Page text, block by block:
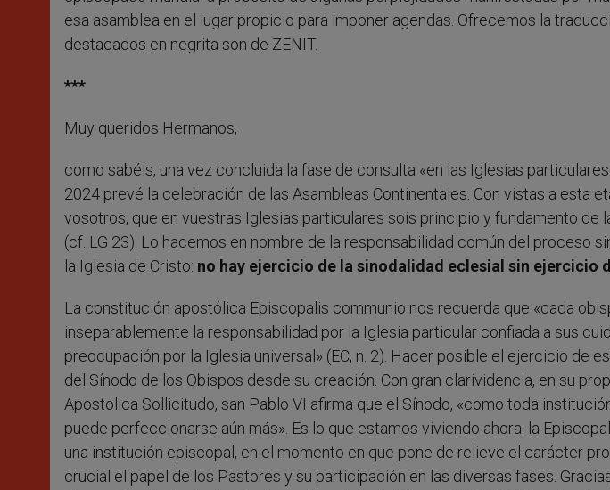
esa asamblea en el lugar propicio para imponer agendas. Ofrecemos la
destacados en negrita son de ZENIT.
***
Muy queridos Hermanos,
como sabéis, una vez concluida la fase de consulta «en las Iglesias
2024 prevé la celebración de las Asambleas Continentales. Con vistas a esta
vosotros, que en vuestras Iglesias particulares sois principio y fundamento de
(cf. LG 23). Lo hacemos en nombre de la responsabilidad común del proceso
la Iglesia de Cristo: no hay ejercicio de la sinodalidad eclesial sin ejercicio
La constitución apostólica Episcopalis communio nos recuerda que «cada
inseparablemente la responsabilidad por la Iglesia particular confiada a sus
preocupación por la Iglesia universal» (EC, n. 2). Hacer posible el ejercicio de
del Sínodo de los Obispos desde su creación. Con gran clarividencia, en su
Apostolica Sollicitudo, san Pablo VI afirma que el Sínodo, «como toda
puede perfeccionarse aún más». Es lo que estamos viviendo ahora: la
una institución episcopal, en el momento en que pone de relieve el carácter
crucial el papel de los Pastores y su participación en las diversas fases.